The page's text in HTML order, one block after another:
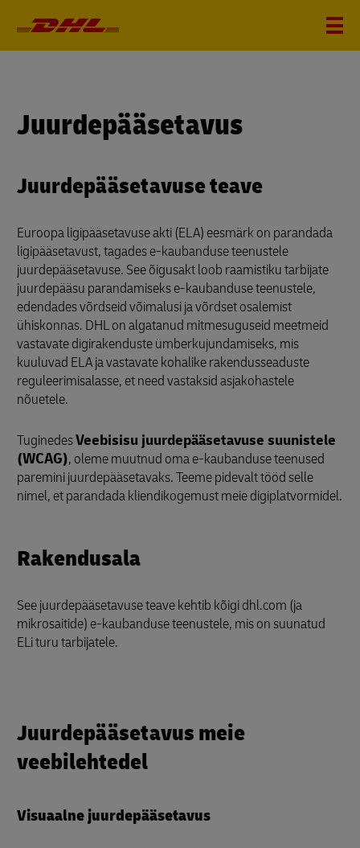
Juurdepääsetavus
Juurdepääsetavuse teave
Euroopa ligipääsetavuse akti (ELA) eesmärk on parandada
ligipääsetavust, tagades e-kaubanduse teenustele
juurdepääsetavuse. See õigusakt loob raamistiku tarbijate
juurdepääsu parandamiseks e-kaubanduse teenustele,
edendades võrdseid võimalusi ja võrdset osalemist
ühiskonnas. DHL on algatanud mitmesuguseid meetmeid
vastavate digirakenduste ümberkujundamiseks, mis
kuuluvad ELA ja vastavate kohalike rakendusseaduste
reguleerimisalasse, et need vastaksid asjakohastele
nõuetele.
TuginedesVeebisisu juurdepääsetavuse suunistele
(WCAG), oleme muutnud oma e-kaubanduse teenused
paremini juurdepääsetavaks. Teeme pidevalt tööd selle
nimel, et parandada kliendikogemust meie digiplatvormidel.
Rakendusala
See juurdepääsetavuse teave kehtib kõigi dhl.com (ja
mikrosaitide) e-kaubanduse teenustele, mis on suunatud
ELi turu tarbijatele.
Juurdepääsetavus meie
veebilehtedel
Visuaalne juurdepääsetavus